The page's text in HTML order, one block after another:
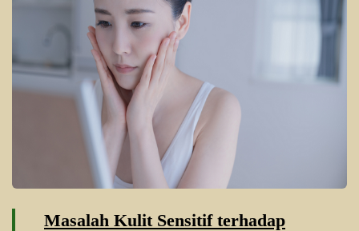
Masalah Kulit Sensitif terhadap